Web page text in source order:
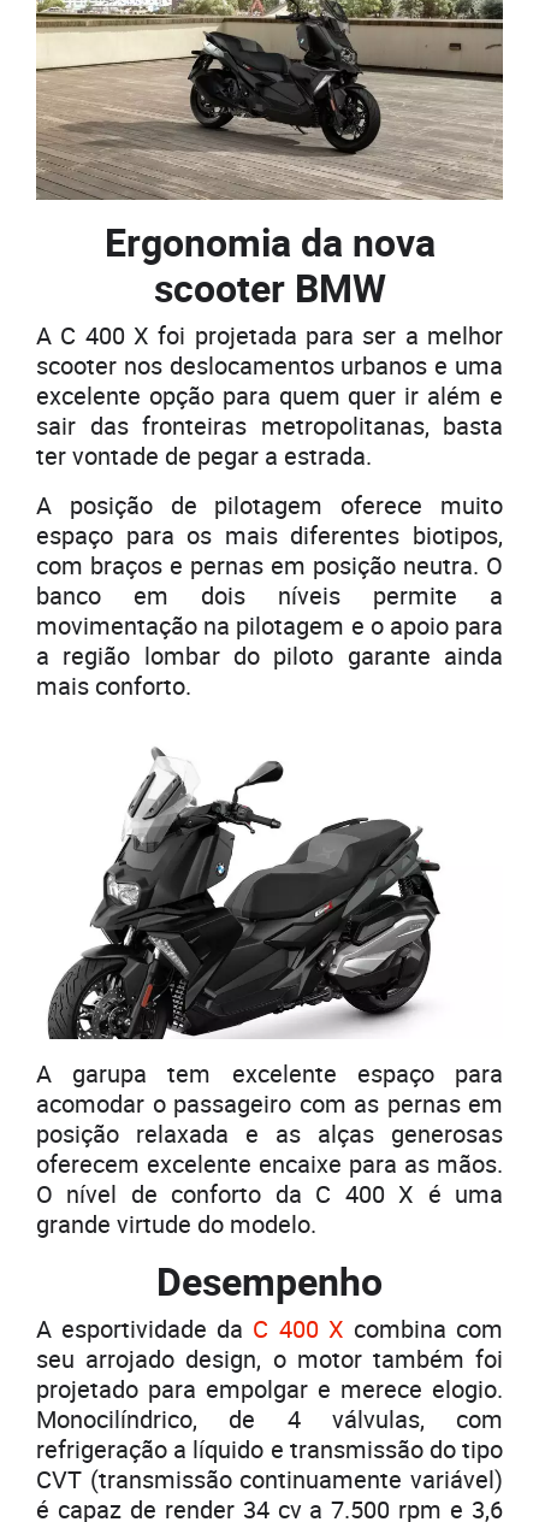
Ergonomia da nova
scooter BMW
A C 400 X foi projetada para ser a melhor
scooter nos deslocamentos urbanos e uma
excelente opção para quem quer ir além e
sair das fronteiras metropolitanas, basta
ter vontade de pegar a estrada.
A posição de pilotagem oferece muito
espaço para os mais diferentes biotipos,
com braços e pernas em posição neutra. O
banco em dois níveis permite a
movimentação na pilotagem e o apoio para
a região lombar do piloto garante ainda
mais conforto.
A garupa tem excelente espaço para
acomodar o passageiro com as pernas em
posição relaxada e as alças generosas
oferecem excelente encaixe para as mãos.
O nível de conforto da C 400 X é uma
grande virtude do modelo.
Desempenho
A esportividade da C 400 X combina com
seu arrojado design, o motor também foi
projetado para empolgar e merece elogio.
Monocilíndrico, de 4 válvulas, com
refrigeração a líquido e transmissão do tipo
CVT (transmissão continuamente variável)
é capaz de render 34 cv a 7.500 rpm e 3,6